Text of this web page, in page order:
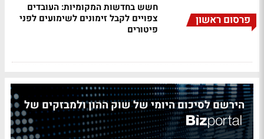
פרסום ראשון
חשש בחדשות המקומיות: העובדים
צפויים לקבל זימונים לשימועים לפני
פיטורים
הירשם לסיכום היומי של שוק ההון ולמבזקים של